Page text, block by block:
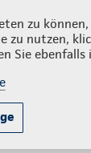
zu
zu nutzen,
Sie ebenfalls